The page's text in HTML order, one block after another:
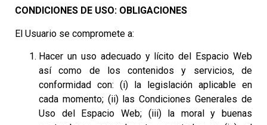
CONDICIONES DE USO: OBLIGACIONES
El Usuario se compromete a:
Hacer un uso adecuado y lícito del Espacio Web
así como de los contenidos y servicios, de
conformidad con: (i) la legislación aplicable en
cada momento; (ii) las Condiciones Generales de
Uso del Espacio Web; (iii) la moral y buenas